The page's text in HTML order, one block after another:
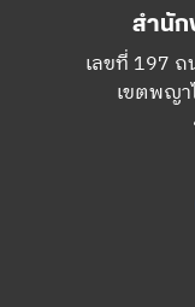
สำนัก
เลขที่ 197
เขตพญ